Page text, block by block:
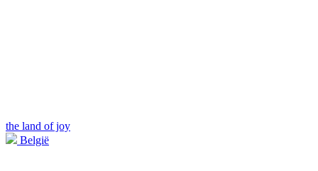
the land of joy
België